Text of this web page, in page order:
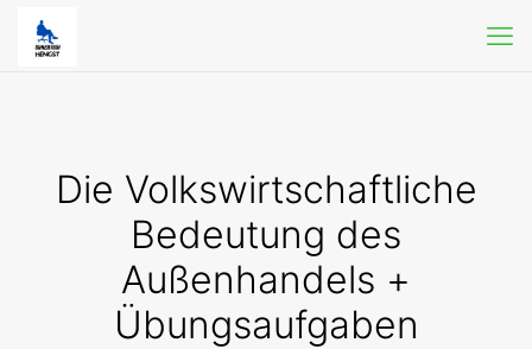
Die Volkswirtschaftliche
Bedeutung des
Außenhandels +
Übungsaufgaben